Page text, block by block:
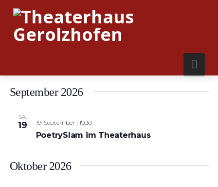
September 2026
SA.
19 19. September | 19:30
PoetrySlam im Theaterhaus
Oktober 2026